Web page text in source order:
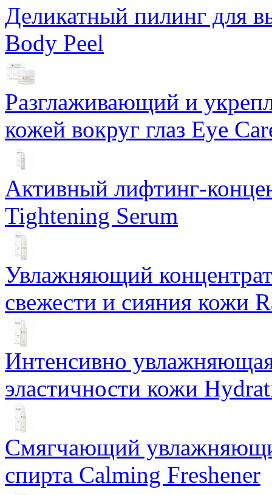
Деликатный пилинг для
Body Peel
Разглаживающий и
кожей вокруг глаз Eye
Активный лифтинг-
Tightening Serum
Увлажняющий
свежести и сияния кожи
Интенсивно
эластичности кожи
Смягчающий
спирта Calming Freshener